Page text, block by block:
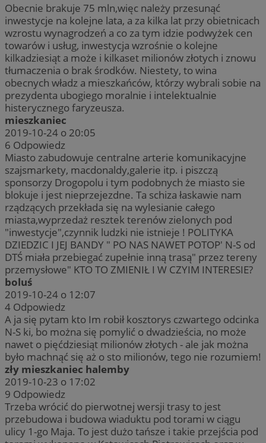
Obecnie brakuje 75 mln,więc należy przesunąć
inwestycje na kolejne lata, a za kilka lat przy obietnicach
wzrostu wynagrodzeń a co za tym idzie podwyżek cen
towarów i usług, inwestycja wzrośnie o kolejne
kilkadziesiąt a może i kilkaset milionów złotych i znowu
tłumaczenia o brak środków. Niestety, to wina
obecnych władz a mieszkańców, którzy wybrali sobie na
prezydenta ubogiego moralnie i intelektualnie
histerycznego faryzeusza.
mieszkaniec
2019-10-24 o 20:05
6 Odpowiedz
Miasto zabudowuje centralne arterie komunikacyjne
szajsmarkety, macdonaldy,galerie itp. i piszczą
sponsorzy Drogopolu i tym podobnych że miasto sie
blokuje i jest nieprzejezdne. Ta schiza łaskawie nam
rządzących przekłada się na wylesianie całego
miasta,wyprzedaż resztek terenów zielonych pod
"inwestycje",czynnik ludzki nie istnieje ! POLITYKA
DZIEDZIC I JEJ BANDY " PO NAS NAWET POTOP' N-S od
DTŚ miała przebiegać zupełnie inną trasą" przez tereny
przemysłowe" KTO TO ZMIENIŁ I W CZYIM INTERESIE?
boluś
2019-10-24 o 12:07
4 Odpowiedz
A ja się pytam kto Im robił kosztorys czwartego odcinka
N-S ki, bo można się pomylić o dwadzieścia, no może
nawet o pięćdziesiąt milionów złotych - ale jak można
było machnąć się aż o sto milionów, tego nie rozumiem!
zły mieszkaniec halemby
2019-10-23 o 17:02
9 Odpowiedz
Trzeba wrócić do pierwotnej wersji trasy to jest
przebudowa i budowa wiaduktu pod torami w ciągu
ulicy 1-go Maja. To jest dużo tańsze i takie przejścia pod